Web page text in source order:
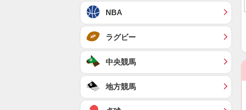
NBA
ラグビー
中央競馬
地方競馬